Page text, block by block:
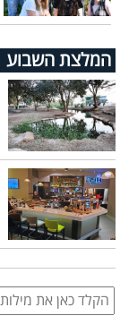
המלצת השבוע